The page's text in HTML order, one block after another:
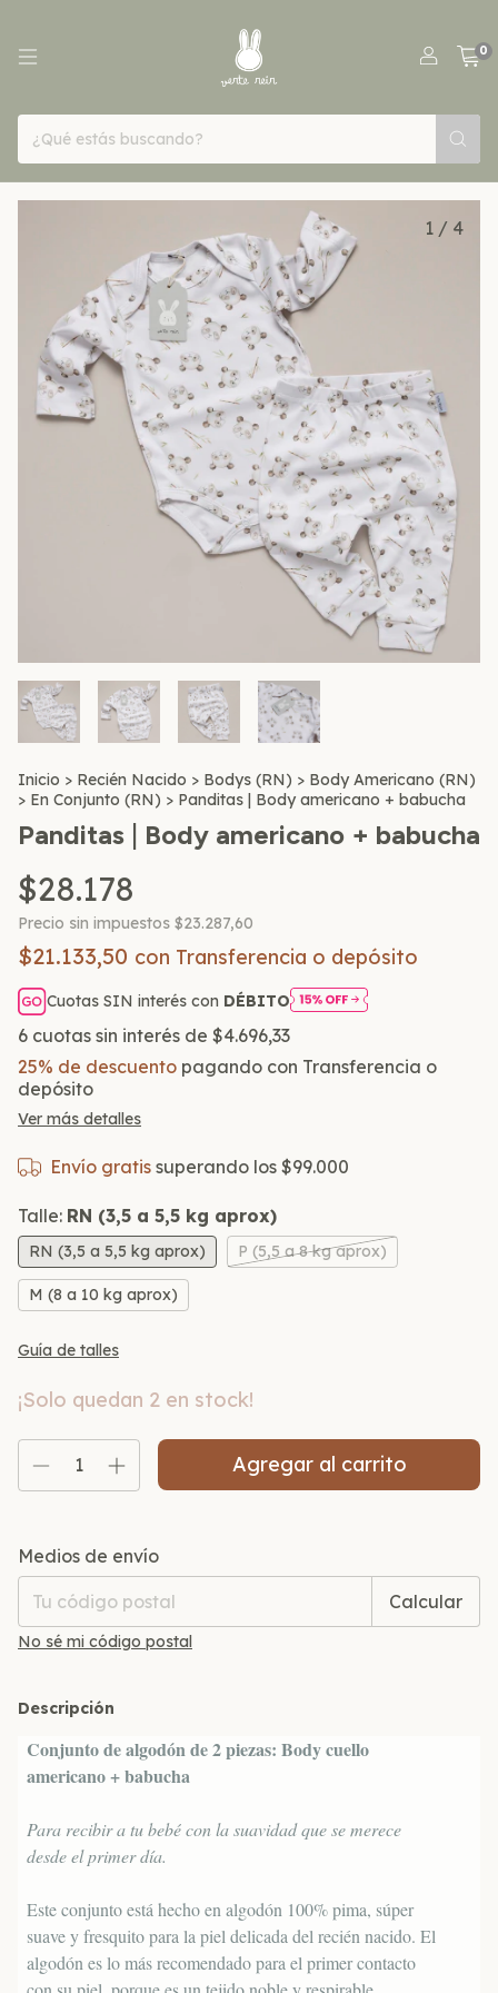
0
1 / 4
Inicio > Recién Nacido > Bodys (RN) > Body Americano (RN)
> En Conjunto (RN) > Panditas | Body americano + babucha
Panditas | Body americano + babucha
$28.178
Precio sin impuestos $23.287,60
$21.133,50 con Transferencia o depósito
Cuotas SIN interés con DÉBITO
6 cuotas sin interés de $4.696,33
25% de descuento pagando con Transferencia o
depósito
Ver más detalles
Envío gratis superando los$99.000
Talle: RN (3,5 a 5,5 kg aprox)
RN (3,5 a 5,5 kg aprox) P (5,5 a 8 kg aprox)
M (8 a 10 kg aprox)
Guía de talles
¡Solo quedan 2 en stock!
Entregas para el CP:
Medios de envío
Calcular
No sé mi código postal
Descripción
Conjunto de algodón de 2 piezas: Body cuello
americano + babucha
Para recibir a tu bebé con la suavidad que se merece
desde el primer día.
Este conjunto está hecho en algodón 100% pima, súper
suave y fresquito para la piel delicada del recién nacido. El
algodón es lo más recomendado para el primer contacto